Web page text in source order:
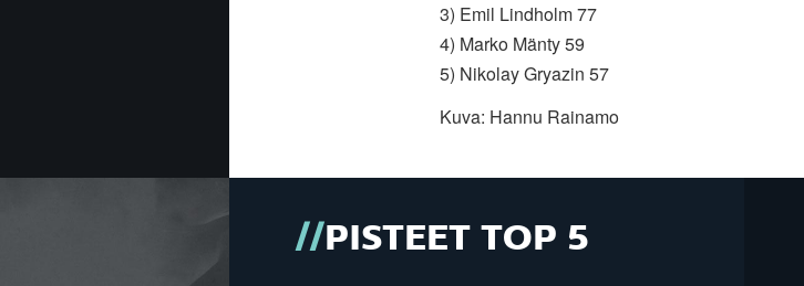
3) Emil Lindholm 77
4) Marko Mänty 59
5) Nikolay Gryazin 57
Kuva: Hannu Rainamo
PISTEET TOP 5